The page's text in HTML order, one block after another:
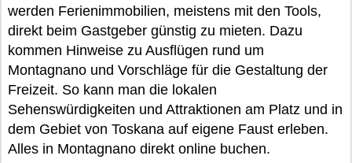
werden Ferienimmobilien, meistens mit den Tools,
direkt beim Gastgeber günstig zu mieten. Dazu
kommen Hinweise zu Ausflügen rund um
Montagnano und Vorschläge für die Gestaltung der
Freizeit. So kann man die lokalen
Sehenswürdigkeiten und Attraktionen am Platz und in
dem Gebiet von Toskana auf eigene Faust erleben.
Alles in Montagnano direkt online buchen.